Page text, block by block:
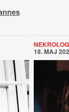
NEKROLOG
18. MAJ